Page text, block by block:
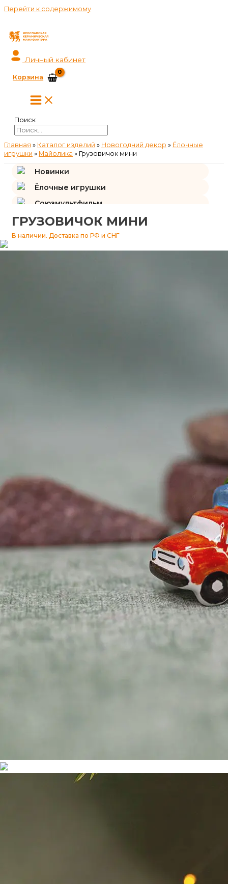
Перейти к содержимому
Личный кабинет
Корзина
Поиск
Главная » Каталог изделий » Новогодний декор » Ёлочные
игрушки » Майолика » Грузовичок мини
Новинки
Ёлочные игрушки
Союзмультфильм
Подарки и сувениры
Изразцы
ГРУЗОВИЧОК МИНИ
В наличии. Доставка по РФ и СНГ